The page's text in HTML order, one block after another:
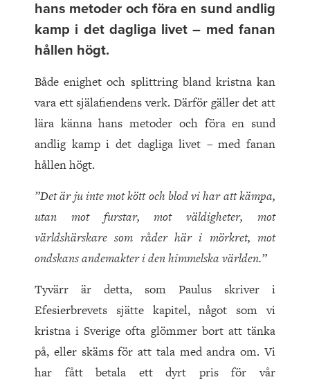
hans metoder och föra en sund andlig
kamp i det dagliga livet – med fanan
hållen högt.
Både enighet och splittring bland kristna kan
vara ett själafiendens verk. Därför gäller det att
lära känna hans metoder och föra en sund
andlig kamp i det dagliga livet – med fanan
hållen högt.
”Det är ju inte mot kött och blod vi har att kämpa,
utan mot furstar, mot väldigheter, mot
världshärskare som råder här i mörkret, mot
ondskans andemakter i den himmelska världen.”
Tyvärr är detta, som Paulus skriver i
Efesierbrevets sjätte kapitel, något som vi
kristna i Sverige ofta glömmer bort att tänka
på, eller skäms för att tala med andra om. Vi
har fått betala ett dyrt pris för vår